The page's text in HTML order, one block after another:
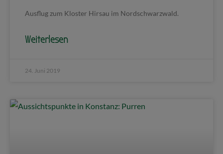
Ausflug zum Kloster Hirsau im Nordschwarzwald.
Weiterlesen
24. Juni 2019